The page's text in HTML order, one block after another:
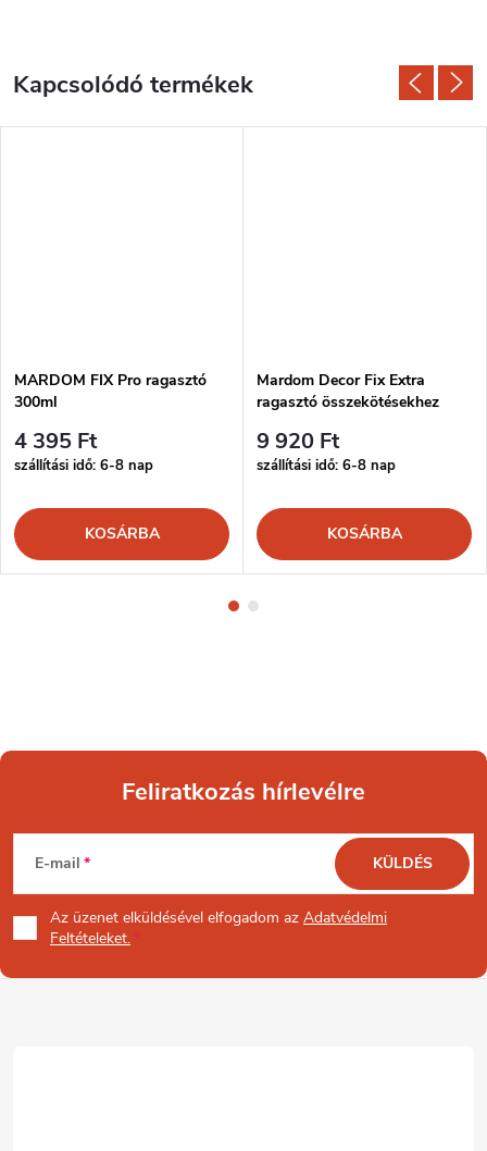
Kapcsolódó termékek
MARDOM FIX Pro ragasztó
300ml
4 395 Ft
szállítási idő: 6-8 nap
KOSÁRBA
Mardom Decor Fix Extra
ragasztó összekötésekhez
9 920 Ft
szállítási idő: 6-8 nap
KOSÁRBA
L
á
b
Feliratkozás hírlevélre
E-mail
Az üzenet elküldésével elfogadom az Adatvédelmi
Feltételeket.
KÜLDÉS